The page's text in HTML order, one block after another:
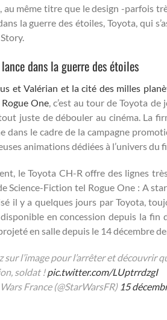
au même titre que le design -parfois
la guerre des étoiles, Toyota, qui
dans la guerre des étoiles
et Valérian et la cité des milles
One, c’est au tour de Toyota
juste de débouler au cinéma. La
dans le cadre de la campagne
animations dédiées à l’univers
le Toyota CH-R offre des lignes
Science-Fiction tel Rogue One : A
il y a quelques jours par Toyota,
en concession depuis la fin
en salle depuis le 14 décembre
sur l’image pour l’arrêter et découvrir
soldat !pic.twitter.com/LUptrrdzgI
France (@StarWarsFR) 15